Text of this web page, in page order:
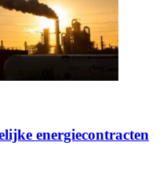
energiecontracten